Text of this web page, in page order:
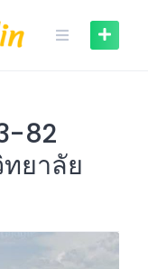
82
ยาลัย